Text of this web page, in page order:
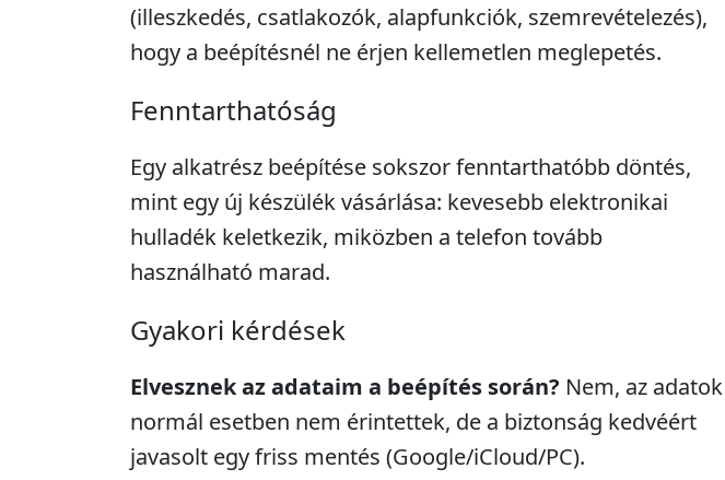
(illeszkedés, csatlakozók, alapfunkciók, szemrevételezés),
hogy a beépítésnél ne érjen kellemetlen meglepetés.
Fenntarthatóság
Egy alkatrész beépítése sokszor fenntarthatóbb döntés,
mint egy új készülék vásárlása: kevesebb elektronikai
hulladék keletkezik, miközben a telefon tovább
használható marad.
Gyakori kérdések
Elvesznek az adataim a beépítés során? Nem, az adatok
normál esetben nem érintettek, de a biztonság kedvéért
javasolt egy friss mentés (Google/iCloud/PC).